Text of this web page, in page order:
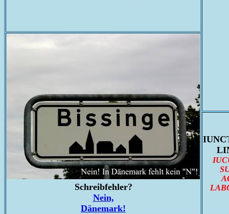
Schreibfehler?
Nein,
Dänemark!